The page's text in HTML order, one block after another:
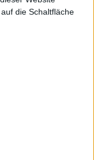
die Schaltfläche